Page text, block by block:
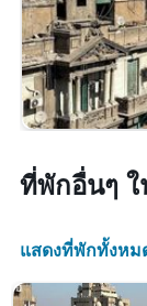
ที่พักอื่นๆ
แสดงที่พักทั้งหม